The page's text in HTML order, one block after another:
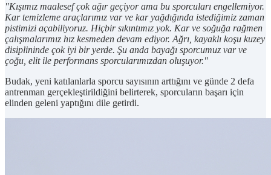
"Kışımız maalesef çok ağır geçiyor ama bu sporcuları engellemiyor.
Kar temizleme araçlarımız var ve kar yağdığında istediğimiz zaman
pistimizi açabiliyoruz. Hiçbir sıkıntımız yok. Kar ve soğuğa rağmen
çalışmalarımız hız kesmeden devam ediyor. Ağrı, kayaklı koşu kuzey
disiplininde çok iyi bir yerde. Şu anda bayağı sporcumuz var ve
çoğu, elit ile performans sporcularımızdan oluşuyor."
Budak, yeni katılanlarla sporcu sayısının arttığını ve günde 2 defa
antrenman gerçekleştirildiğini belirterek, sporcuların başarı için
elinden geleni yaptığını dile getirdi.